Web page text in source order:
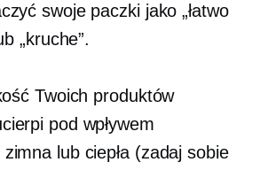
swoje paczki jako „łatwo
„kruche”.
Twoich produktów
pod wpływem
lub ciepła (zadaj sobie